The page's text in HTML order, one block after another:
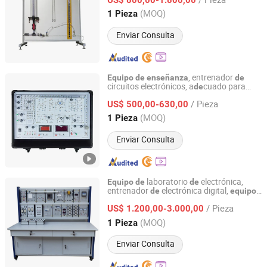
1 Pieza (MOQ)
Enviar Consulta
Shandong, China Desde 2013
Equipode enseñanza, entrenadorde
circuitos electrónicos, adecuado para
US$ 500,00-630,00 / Pieza
1 Pieza (MOQ)
Enviar Consulta
Peigao Technology (Guangzhou) Co., Ltd.
Guangdong, China Desde 2025
Equipode laboratoriode electrónica,
entrenadorde electrónica digital, equipo
US$ 1.200,00-3.000,00 / Pieza
1 Pieza (MOQ)
Enviar Consulta
Jinan Should Shine Didactic Equipment Co., Ltd.
Shandong, China Desde 2013